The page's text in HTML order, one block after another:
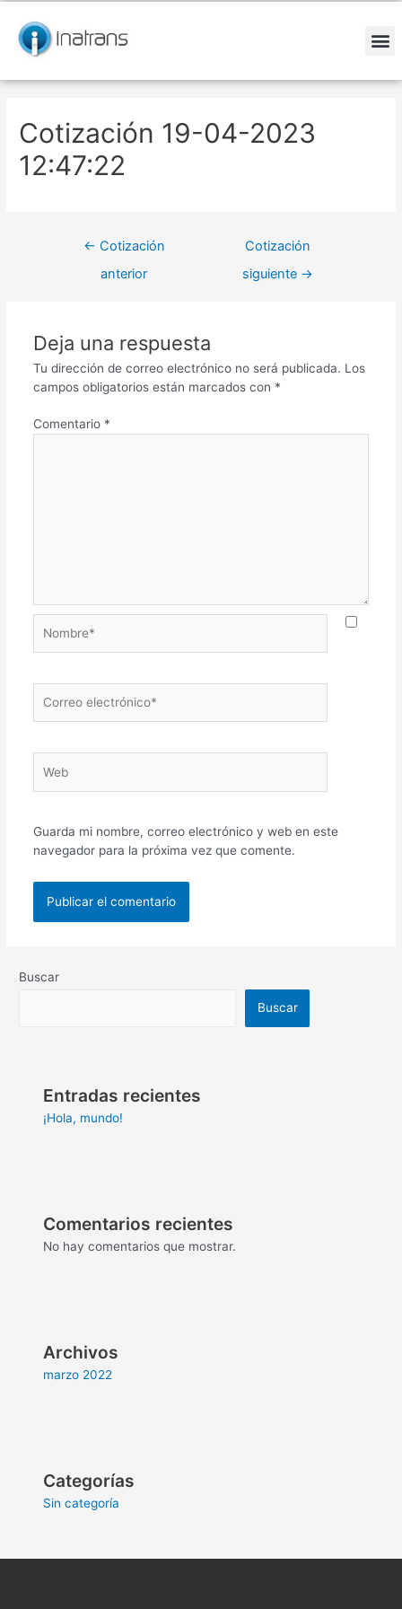
contenido
Cotización 19-04-2023
12:47:22
de
entradas
← Cotización
anterior
Cotización
siguiente →
Deja una respuesta
Tu dirección de correo electrónico no será publicada. Los
campos obligatorios están marcados con *
Comentario *
electrónico*
Guarda mi nombre, correo electrónico y web en este
navegador para la próxima vez que comente.
Buscar
Buscar
Entradas recientes
¡Hola, mundo!
Comentarios recientes
No hay comentarios que mostrar.
Archivos
marzo 2022
Categorías
Sin categoría